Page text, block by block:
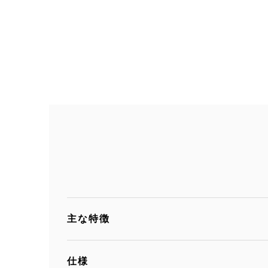
主な特徴
仕様